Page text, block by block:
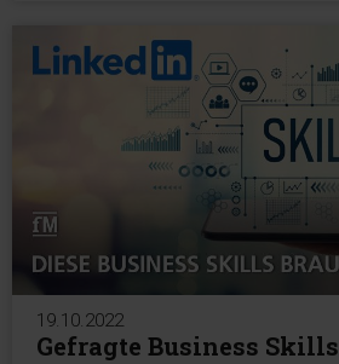
19.10.2022
Gefragte Business Skills